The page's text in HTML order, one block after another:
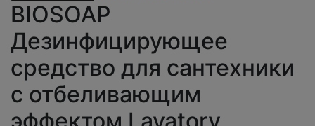
BIOSOAP
Дезинфицирующее
средство для сантехники
с отбеливающим